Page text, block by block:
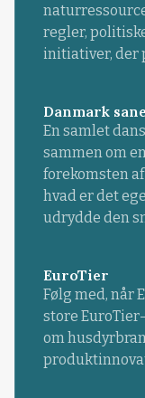
regler,
initiativer, der
Danmark
En samlet
sammen om
forekomsten
hvad er det
udrydde den
EuroTier
Følg med, når
store
om